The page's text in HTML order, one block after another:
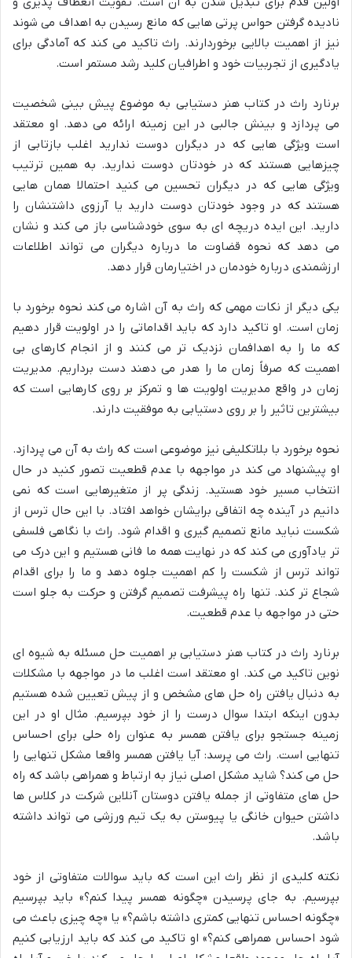
نادیده گرفتن حواس پرتی هایی که مانع رسیدن به اهداف می شوند
نیز از اهمیت بالایی برخوردارند. راث تاکید می کند که آمادگی برای
یادگیری از تجربیات خود و اطرافیان کلید رشد مستمر است.
برنارد راث در کتاب هنر دستیابی به موضوع پیش بینی شخصیت
می پردازد و بینش جالبی در این زمینه ارائه می دهد. او معتقد
است ویژگی هایی که در دیگران دوست ندارید اغلب بازتابی از
چیزهایی هستند که در خودتان دوست ندارید. به همین ترتیب
ویژگی هایی که در دیگران تحسین می کنید احتمالا همان هایی
هستند که در وجود خودتان دوست دارید یا آرزوی داشتنشان را
دارید. این ایده دریچه ای به سوی خودشناسی باز می کند و نشان
می دهد که نحوه قضاوت ما درباره دیگران می تواند اطلاعات
ارزشمندی درباره خودمان در اختیارمان قرار دهد.
یکی دیگر از نکات مهمی که راث به آن اشاره می کند نحوه برخورد با
زمان است. او تاکید دارد که باید اقداماتی را در اولویت قرار دهیم
که ما را به اهدافمان نزدیک تر می کنند و از انجام کارهای بی
اهمیت که صرفاً زمان ما را هدر می دهند دست برداریم. مدیریت
زمان در واقع مدیریت اولویت ها و تمرکز بر روی کارهایی است که
بیشترین تاثیر را بر روی دستیابی به موفقیت دارند.
نحوه برخورد با بلاتکلیفی نیز موضوعی است که راث به آن می پردازد.
او پیشنهاد می کند در مواجهه با عدم قطعیت تصور کنید در حال
انتخاب مسیر خود هستید. زندگی پر از متغیرهایی است که نمی
دانیم در آینده چه اتفاقی برایشان خواهد افتاد. با این حال ترس از
شکست نباید مانع تصمیم گیری و اقدام شود. راث با نگاهی فلسفی
تر یادآوری می کند که در نهایت همه ما فانی هستیم و این درک می
تواند ترس از شکست را کم اهمیت جلوه دهد و ما را برای اقدام
شجاع تر کند. تنها راه پیشرفت تصمیم گرفتن و حرکت به جلو است
حتی در مواجهه با عدم قطعیت.
برنارد راث در کتاب هنر دستیابی بر اهمیت حل مسئله به شیوه ای
نوین تاکید می کند. او معتقد است اغلب ما در مواجهه با مشکلات
به دنبال یافتن راه حل های مشخص و از پیش تعیین شده هستیم
بدون اینکه ابتدا سوال درست را از خود بپرسیم. مثال او در این
زمینه جستجو برای یافتن همسر به عنوان راه حلی برای احساس
تنهایی است. راث می پرسد: آیا یافتن همسر واقعا مشکل تنهایی را
حل می کند؟ شاید مشکل اصلی نیاز به ارتباط و همراهی باشد که راه
حل های متفاوتی از جمله یافتن دوستان آنلاین شرکت در کلاس ها
داشتن حیوان خانگی یا پیوستن به یک تیم ورزشی می تواند داشته
باشد.
نکته کلیدی از نظر راث این است که باید سوالات متفاوتی از خود
بپرسیم. به جای پرسیدن «چگونه همسر پیدا کنم؟» باید بپرسیم
«چگونه احساس تنهایی کمتری داشته باشم؟» یا «چه چیزی باعث می
شود احساس همراهی کنم؟» او تاکید می کند که باید ارزیابی کنیم